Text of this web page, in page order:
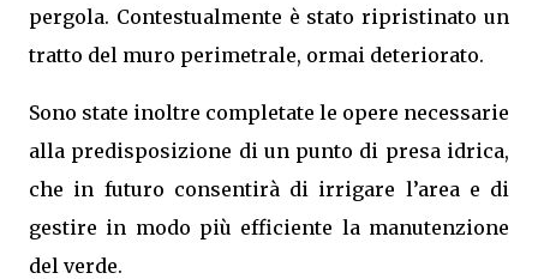
pergola. Contestualmente è stato ripristinato un
tratto del muro perimetrale, ormai deteriorato.
Sono state inoltre completate le opere necessarie
alla predisposizione di un punto di presa idrica,
che in futuro consentirà di irrigare l’area e di
gestire in modo più efficiente la manutenzione
del verde.